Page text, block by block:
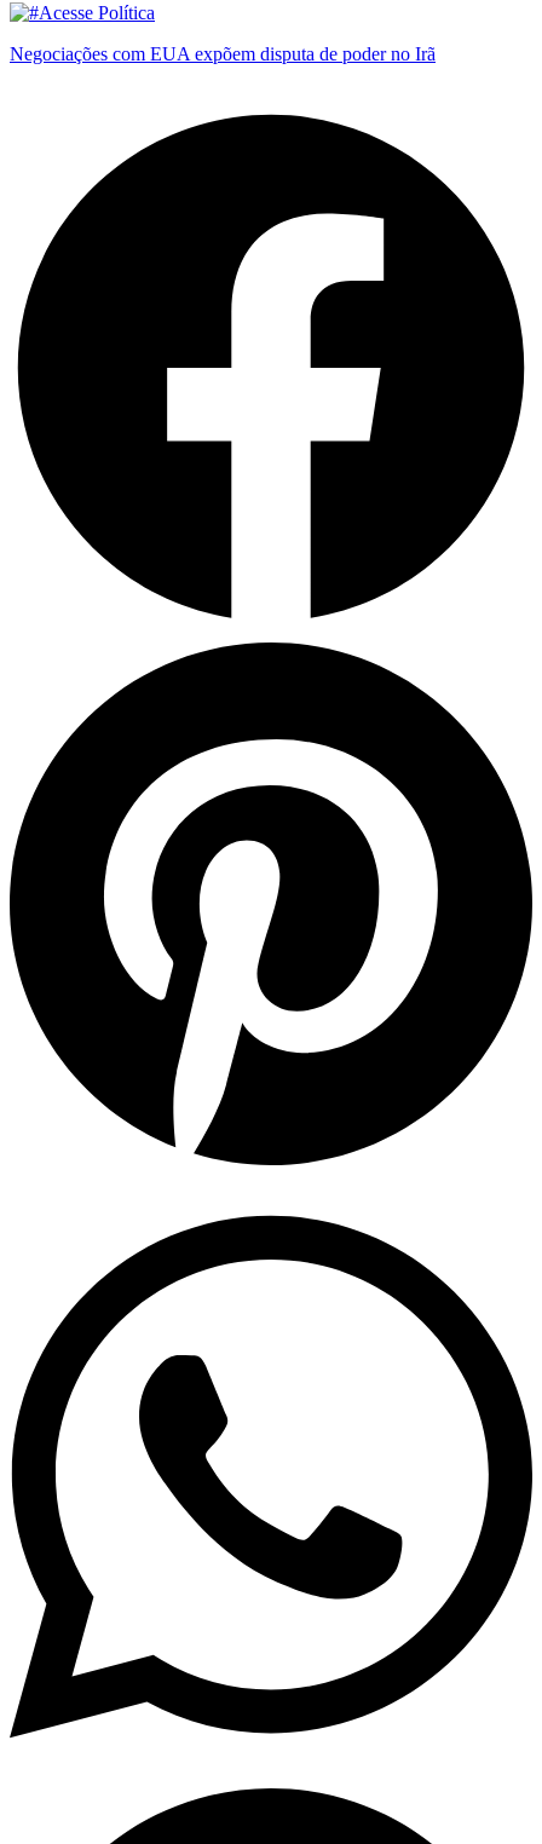
Negociações com EUA expõem disputa de poder no Irã